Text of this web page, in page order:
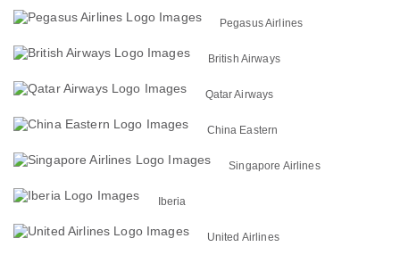
Pegasus Airlines
British Airways
Qatar Airways
China Eastern
Singapore Airlines
Iberia
United Airlines